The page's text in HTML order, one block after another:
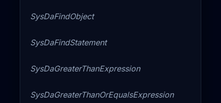
SysDaFindObject
SysDaFindStatement
SysDaGreaterThanExpression
SysDaGreaterThanOrEqualsExpression